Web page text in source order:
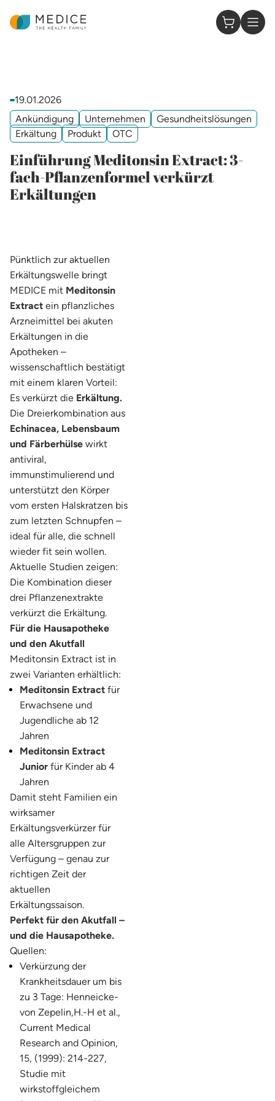
Zur Startseite
0 Artikel
Einführung Meditonsin Extract: 3-
fach-Pflanzenformel verkürzt
Erkältungen
19.01.2026
Ankündigung
Unternehmen
Gesundheitslösungen
Erkältung
Produkt OTC
Pünktlich zur aktuellen
Erkältungswelle bringt
MEDICE mit Meditonsin
Extract ein pflanzliches
Arzneimittel bei akuten
Erkältungen in die
Apotheken –
wissenschaftlich bestätigt
mit einem klaren Vorteil:
Es verkürzt die Erkältung.
Die Dreierkombination aus
Echinacea, Lebensbaum
und Färberhülse wirkt
antiviral,
immunstimulierend und
unterstützt den Körper
vom ersten Halskratzen bis
zum letzten Schnupfen –
ideal für alle, die schnell
wieder fit sein wollen.
Aktuelle Studien zeigen:
Die Kombination dieser
drei Pflanzenextrakte
verkürzt die Erkältung.
Für die Hausapotheke
und den Akutfall
Meditonsin Extract ist in
zwei Varianten erhältlich:
Meditonsin Extract für
Erwachsene und
Jugendliche ab 12
Jahren
Meditonsin Extract
Junior für Kinder ab 4
Jahren
Damit steht Familien ein
wirksamer
Erkältungsverkürzer für
alle Altersgruppen zur
Verfügung – genau zur
richtigen Zeit der
aktuellen
Erkältungssaison.
Perfekt für den Akutfall –
und die Hausapotheke.
Quellen:
Verkürzung der
Krankheitsdauer um bis
zu 3 Tage: Henneicke-
von Zepelin,H.-H et al.,
Current Medical
Research and Opinion,
15, (1999): 214-227,
Studie mit
wirkstoffgleichem